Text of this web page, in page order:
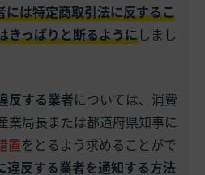
には特定商取引法に反するこ
きっぱりと断るようにしまし
反する業者については、消費
業局長または都道府県知事に
置をとるよう求めることがで
違反する業者を通知する方法